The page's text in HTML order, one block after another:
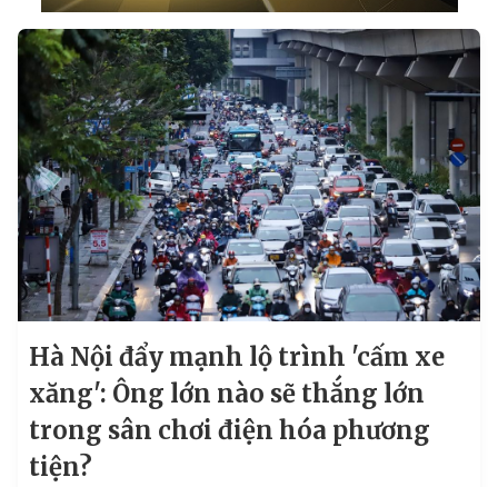
Hà Nội đẩy mạnh lộ trình 'cấm xe
xăng': Ông lớn nào sẽ thắng lớn
trong sân chơi điện hóa phương
tiện?